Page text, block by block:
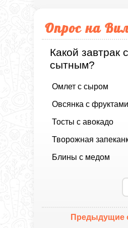
Опрос на
Какой завтрак
сытным?
Омлет с сыром
Овсянка с фруктами
Тосты с авокадо
Творожная
Блины с медом
Предыдущие